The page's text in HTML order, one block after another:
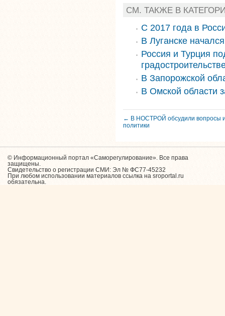
СМ. ТАКЖЕ В
С 2017 года в
В Луганске
Россия и Турция
В Запорожской
В Омской области
← В НОСТРОЙ обсудили вопросы
политики
© Информационный портал «Саморегулирование». Все права
защищены.
Свидетельство о регистрации СМИ: Эл № ФС77-45232
При любом использовании материалов ссылка на sroportal.ru
обязательна.